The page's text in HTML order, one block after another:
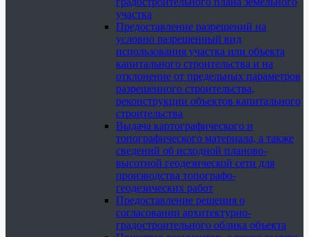
участка
Предоставление разрешений на
условно разрешенный вид
использования участка или объекта
капитального строительства и на
отклонение от предельных параметров
разрешенного строительства,
реконструкции объектов капитального
строительства
Выдача картографического и
топографического материала, а также
сведений об исходной планово-
высотной геодезической сети для
производства топографо-
геодезических работ
Предоставление решения о
согласовании архитектурно-
градостроительного облика объекта